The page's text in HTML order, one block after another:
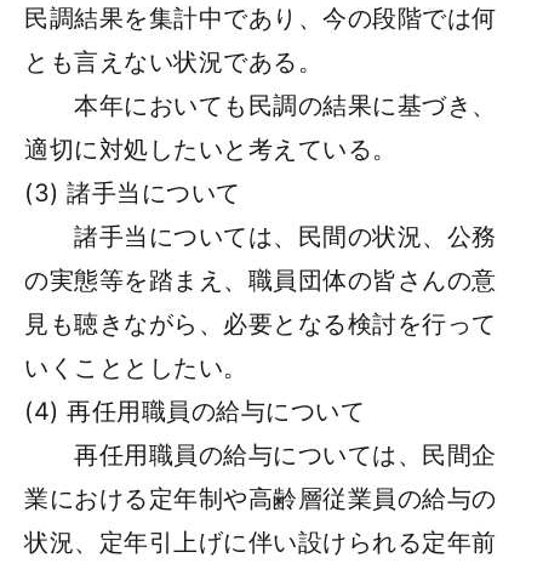
民調結果を集計中であり、今の段階では何
とも言えない状況である。
本年においても民調の結果に基づき、
適切に対処したいと考えている。
(3) 諸手当について
諸手当については、民間の状況、公務
の実態等を踏まえ、職員団体の皆さんの意
見も聴きながら、必要となる検討を行って
いくこととしたい。
(4) 再任用職員の給与について
再任用職員の給与については、民間企
業における定年制や高齢層従業員の給与の
状況、定年引上げに伴い設けられる定年前